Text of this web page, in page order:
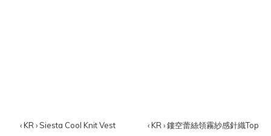
‹ KR › Siesta Cool Knit Vest ‹ KR › 鏤空蕾絲領霧紗感針織Top